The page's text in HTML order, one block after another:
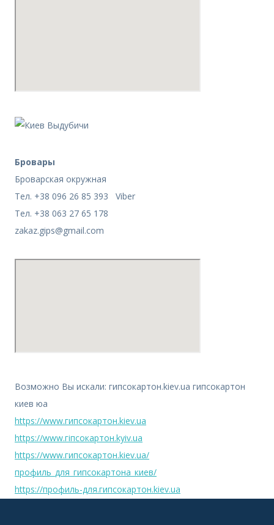
Бровары
Броварская окружная
Тел. +38 096 26 85 393 Viber
Тел. +38 063 27 65 178
zakaz.gips@gmail.com
Возможно Вы искали: гипсокартон.kiev.ua гипсокартон
киев юа
https://www.гипсокартон.kiev.ua
https://www.гіпсокартон.kyiv.ua
https://www.гипсокартон.kiev.ua/
профиль_для_гипсокартона_киев/
https://профиль-для.гипсокартон.kiev.ua